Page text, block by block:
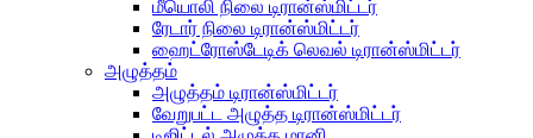
மீயொலி நிலை டிரான்ஸ்மிட்டர்
ரேடார் நிலை டிரான்ஸ்மிட்டர்
ஹைட்ரோஸ்டேடிக் லெவல் டிரான்ஸ்மிட்டர்
அழுத்தம்
அழுத்தம் டிரான்ஸ்மிட்டர்
வேறுபட்ட அழுத்த டிரான்ஸ்மிட்டர்